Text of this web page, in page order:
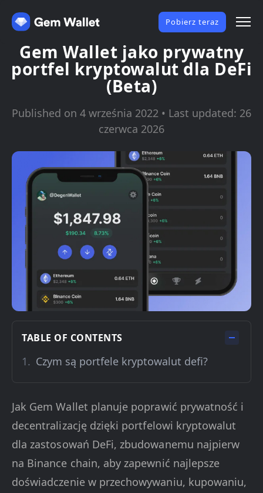
Pobierz teraz
Gem Wallet jako prywatny
portfel kryptowalut dla DeFi
(Beta)
Published on 4 września 2022 • Last updated: 26
czerwca 2026
TABLE OF CONTENTS
Czym są portfele kryptowalut defi?
Jak Gem Wallet planuje poprawić prywatność i
decentralizację dzięki portfelowi kryptowalut
dla zastosowań DeFi, zbudowanemu najpierw
na Binance chain, aby zapewnić najlepsze
doświadczenie w przechowywaniu, kupowaniu,